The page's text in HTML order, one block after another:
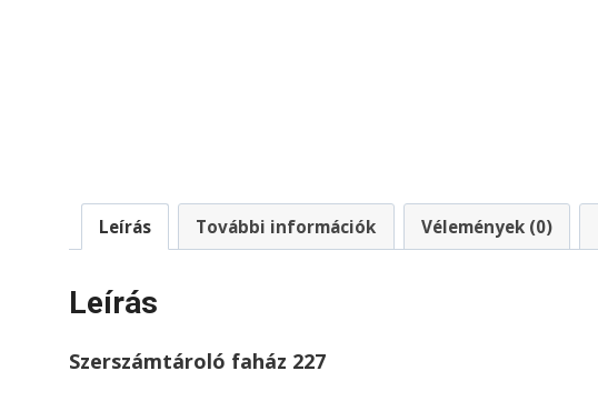
Leírás További információk Vélemények (0)
Leírás
Szerszámtároló faház 227